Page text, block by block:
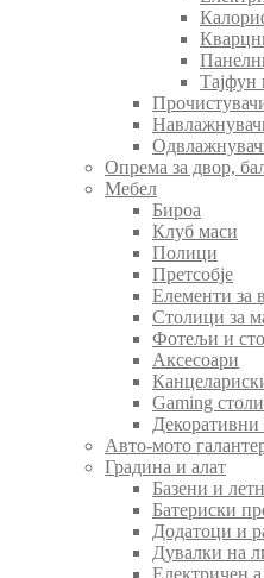
Тајфун
Опрема за двор,
Мебел
Бироа
Клуб маси
Полици
Претсобје
Елементи за
Столици за
Фотељи и
Аксесоари
Gaming
Авто-мото
Градина и алат
Базени и
Батериски
Додатоци и
Дувалки на